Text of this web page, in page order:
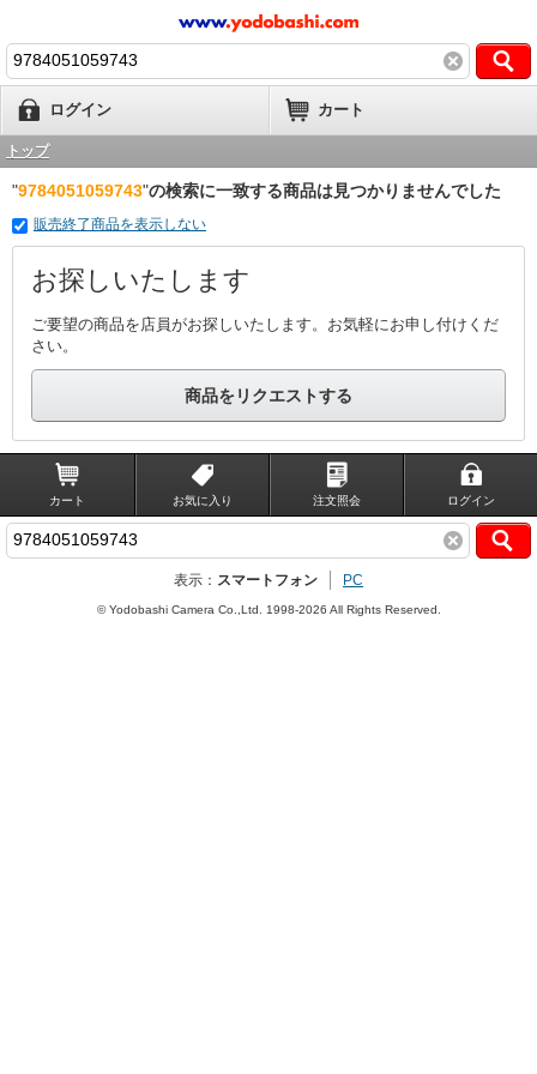
ログイン カート
トップ
"9784051059743"の検索に一致する商品は見つかりませんでした
販売終了商品を表示しない
お探しいたします
ご要望の商品を店員がお探しいたします。お気軽にお申し付けくだ
さい。
商品をリクエストする
カート お気に入り 注文照会 ログイン
表示： スマートフォン PC
© Yodobashi Camera Co.,Ltd. 1998-2026 All Rights Reserved.